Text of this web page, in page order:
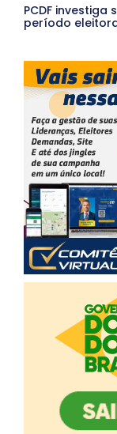
PCDF
período